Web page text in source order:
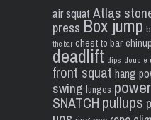
air squat Atlas
press Box jump
the bar chest to bar
deadlift dips double
front squat hang
swing lunges
SNATCH pullups